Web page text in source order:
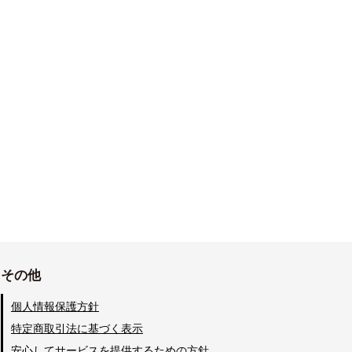
その他
個人情報保護方針
特定商取引法に基づく表示